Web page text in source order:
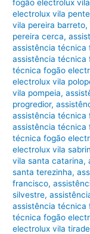
fogão electrolux
electrolux vila
vila pereira barreto,
pereira cerca,
assistência técnica
assistência técnica
técnica fogão
electrolux vila
vila pompeia,
progredior,
assistência técnica
assistência técnica
técnica fogão
electrolux vila
vila santa catarina,
santa terezinha,
francisco,
silvestre,
assistência técnica
técnica fogão
electrolux vila